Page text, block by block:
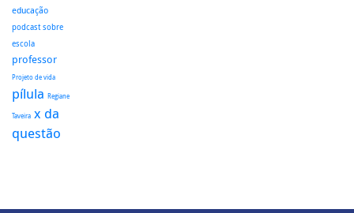
educação
podcast sobre
escola
professor
Projeto de vida
pílula Regiane
Taveira x da
questão